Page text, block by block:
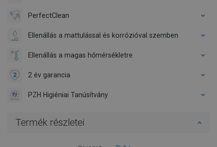
PerfectClean
Ellenállás a mattulással és korrózióval szemben
Ellenállás a magas hőmérsékletre
2 év garancia
PZH Higiéniai Tanúsítvány
Termék részletei